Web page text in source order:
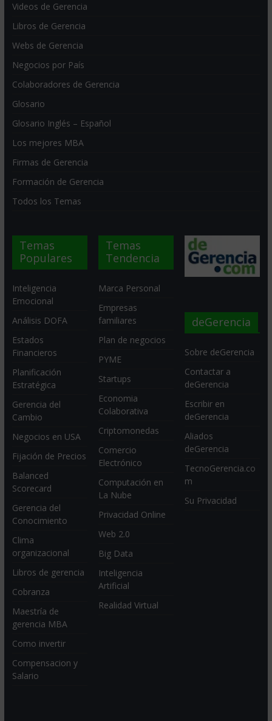
Videos de Gerencia
Libros de Gerencia
Webs de Gerencia
Negocios por País
Colaboradores de Gerencia
Glosario
Glosario Inglés – Español
Los mejores MBA
Firmas de Gerencia
Formación de Gerencia
Todos los Temas
Temas
Populares
Inteligencia
Emocional
Análisis DOFA
Estados
Financieros
Planificación
Estratégica
Gerencia del
Cambio
Negocios en USA
Fijación de Precios
Balanced
Scorecard
Gerencia del
Conocimiento
Clima
organizacional
Libros de gerencia
Cobranza
Maestría de
gerencia MBA
Como invertir
Compensacion y
Salario
Temas
Tendencia
Marca Personal
Empresas
familiares
Plan de negocios
PYME
Startups
Economia
Colaborativa
Criptomonedas
Comercio
Electrónico
Computación en
La Nube
Privacidad Online
Web 2.0
Big Data
Inteligencia
Artificial
Realidad Virtual
deGerencia
Sobre deGerencia
Contactar a
deGerencia
Escribir en
deGerencia
Aliados
deGerencia
TecnoGerencia.co
m
Su Privacidad